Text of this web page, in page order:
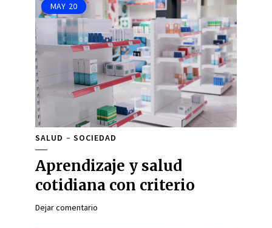
MAY 20
SALUD SOCIEDAD
Aprendizaje y salud
cotidiana con criterio
Dejar comentario